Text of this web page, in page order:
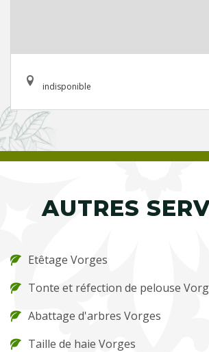
indisponible
AUTRES
Etêtage Vorges
Tonte et réfection de pelouse
Abattage d'arbres Vorges
Taille de haie Vorges